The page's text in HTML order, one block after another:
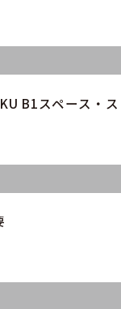
B1スペース・